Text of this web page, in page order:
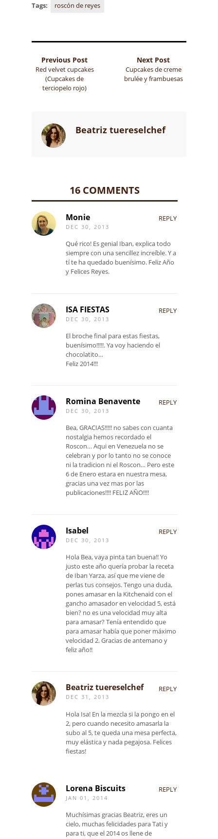
Tags: roscón de reyes
Previous Post
Red velvet cupcakes
(Cupcakes de
terciopelo rojo)
Next Post
Cupcakes de creme
brulée y frambuesas
Beatriz tuereselchef
16 COMMENTS
Monie
DEC 30, 2013
REPLY
Qué rico! Es genial Iban, explica todo
siempre con una sencillez increíble. Y a
tí te ha quedado buenísimo. Feliz Año
y Felices Reyes.
ISA FIESTAS
DEC 30, 2013
REPLY
El broche final para estas fiestas,
buenísimo!!!!!. Ya voy haciendo el
chocolatito…
Feliz 2014!!!
Romina Benavente
DEC 30, 2013
REPLY
Bea, GRACIAS!!!!! no sabes con cuanta
nostalgia hemos recordado el
Roscon… Aqui en Venezuela no se
celebran y por lo tanto no se conoce
ni la tradicion ni el Roscon… Pero este
6 de Enero estara en nuestra mesa,
gracias una vez mas por las
publicaciones!!!! FELIZ AÑO!!!!
Isabel
DEC 30, 2013
REPLY
Hola Bea, vaya pinta tan buena!! Yo
justo este año quería probar la receta
de Iban Yarza, así que me viene de
perlas tus consejos. Tengo una duda,
pones amasar en la Kitchenaid con el
gancho amasador en velocidad 5, está
bien? no es una velocidad muy alta
para amasar? Tenía entendido que
para amasar había que poner máximo
velocidad 2. Gracias de antemano y
feliz año!!
Beatriz tuereselchef
DEC 31, 2013
REPLY
Hola Isa! En la mezcla si la pongo en el
2, pero cuando necesito amasarla la
subo al 5, te queda una mesa perfecta,
muy elástica y nada pegajosa. Felices
fiestas!
Lorena Biscuits
JAN 01, 2014
REPLY
Muchísimas gracias Beatriz, eres un
cielo, muchas felicidades para Tati y
para ti, que el 2014 os llene de